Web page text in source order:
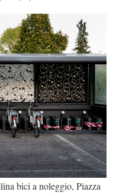
bici a noleggio, Piazza